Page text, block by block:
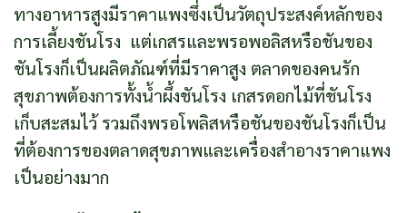
ทางอาหารสูงมีราคาแพงซึ่งเป็นวัตถุประสงค์หลักของ
การเลี้ยงชันโรง แต่เกสรและพรอพอลิสหรือชันของ
ชันโรงก็เป็นผลิตภัณฑ์ที่มีราคาสูง ตลาดของคนรัก
สุขภาพต้องการทั้งน้ำผึ้งชันโรง เกสรดอกไม้ที่ชันโรง
เก็บสะสมไว้ รวมถึงพรอโพลิสหรือชันของชันโรงก็เป็น
ที่ต้องการของตลาดสุขภาพและเครื่องสำอางราคาแพง
เป็นอย่างมาก